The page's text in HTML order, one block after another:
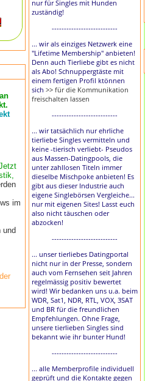
im
und
nur für Singles mit Hunden
zuständig!
---------------------------
... wir als einziges Netzwerk eine
"Lifetime Membership" anbieten!
Denn auch Tierliebe gibt es nicht
als Abo! Schnuppergtäste mit
einem fertigen Profil ktönnen
sich >> für die Kommunikation
freischalten lassen
---------------------------
... wir tatsächlich nur ehrliche
tierliebe Singles vermitteln und
keine -tierisch verliebt- Pseudos
aus Massen-Datingpools, die
unter zahllosen Titeln immer
dieselbe Mischpoke anbieten! Es
gibt aus dieser Industrie auch
eigene Singlebörsen Vergleiche...
nur mit eigenen Sites! Lasst euch
also nicht täuschen oder
abzocken!
---------------------------
... unser tierliebes Datingportal
nicht nur in der Presse, sondern
auch vom Fernsehen seit Jahren
regelmässig positiv bewertet
wird! Wir bedanken uns u.a. beim
WDR, Sat1, NDR, RTL, VOX, 3SAT
und BR für die freundlichen
Empfehlungen. Ohne Frage,
unsere tierlieben Singles sind
bekannt wie ihr bunter Hund!
---------------------------
... alle Memberprofile individuell
geprüft und die Kontakte gegen